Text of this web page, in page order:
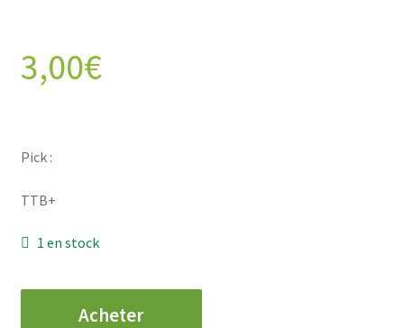
3,00€
Pick :
TTB+
1 en stock
Acheter